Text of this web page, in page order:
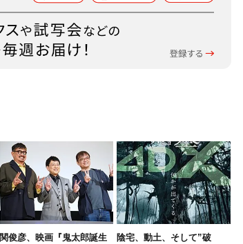
関俊彦、映画『鬼太郎誕生 陰宅、動土、そして”破